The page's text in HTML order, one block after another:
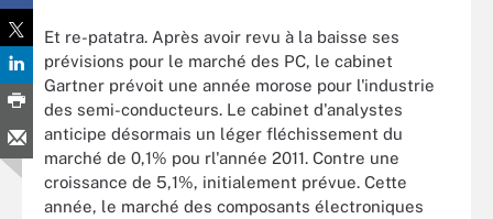
Et re-patatra. Après avoir revu à la baisse ses
prévisions pour le marché des PC, le cabinet
Gartner prévoit une année morose pour l'industrie
des semi-conducteurs. Le cabinet d'analystes
anticipe désormais un léger fléchissement du
marché de 0,1% pou rl'année 2011. Contre une
croissance de 5,1%, initialement prévue. Cette
année, le marché des composants électroniques